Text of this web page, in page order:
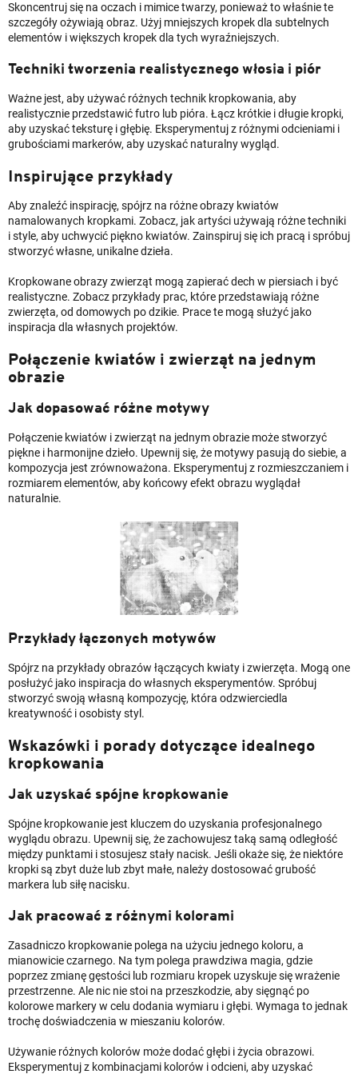
Skoncentruj się na oczach i mimice twarzy, ponieważ to właśnie te
szczegóły ożywiają obraz. Użyj mniejszych kropek dla subtelnych
elementów i większych kropek dla tych wyraźniejszych.
Techniki tworzenia realistycznego włosia i piór
Ważne jest, aby używać różnych technik kropkowania, aby
realistycznie przedstawić futro lub pióra. Łącz krótkie i długie kropki,
aby uzyskać teksturę i głębię. Eksperymentuj z różnymi odcieniami i
grubościami markerów, aby uzyskać naturalny wygląd.
Inspirujące przykłady
Aby znaleźć inspirację, spójrz na różne obrazy kwiatów
namalowanych kropkami. Zobacz, jak artyści używają różne techniki
i style, aby uchwycić piękno kwiatów. Zainspiruj się ich pracą i spróbuj
stworzyć własne, unikalne dzieła.
Kropkowane obrazy zwierząt mogą zapierać dech w piersiach i być
realistyczne. Zobacz przykłady prac, które przedstawiają różne
zwierzęta, od domowych po dzikie. Prace te mogą służyć jako
inspiracja dla własnych projektów.
Połączenie kwiatów i zwierząt na jednym
obrazie
Jak dopasować różne motywy
Połączenie kwiatów i zwierząt na jednym obrazie może stworzyć
piękne i harmonijne dzieło. Upewnij się, że motywy pasują do siebie, a
kompozycja jest zrównoważona. Eksperymentuj z rozmieszczaniem i
rozmiarem elementów, aby końcowy efekt obrazu wyglądał
naturalnie.
Przykłady łączonych motywów
Spójrz na przykłady obrazów łączących kwiaty i zwierzęta. Mogą one
posłużyć jako inspiracja do własnych eksperymentów. Spróbuj
stworzyć swoją własną kompozycję, która odzwierciedla
kreatywność i osobisty styl.
Wskazówki i porady dotyczące idealnego
kropkowania
Jak uzyskać spójne kropkowanie
Spójne kropkowanie jest kluczem do uzyskania profesjonalnego
wyglądu obrazu. Upewnij się, że zachowujesz taką samą odległość
między punktami i stosujesz stały nacisk. Jeśli okaże się, że niektóre
kropki są zbyt duże lub zbyt małe, należy dostosować grubość
markera lub siłę nacisku.
Jak pracować z różnymi kolorami
Zasadniczo kropkowanie polega na użyciu jednego koloru, a
mianowicie czarnego. Na tym polega prawdziwa magia, gdzie
poprzez zmianę gęstości lub rozmiaru kropek uzyskuje się wrażenie
przestrzenne. Ale nic nie stoi na przeszkodzie, aby sięgnąć po
kolorowe markery w celu dodania wymiaru i głębi. Wymaga to jednak
trochę doświadczenia w mieszaniu kolorów.
Używanie różnych kolorów może dodać głębi i życia obrazowi.
Eksperymentuj z kombinacjami kolorów i odcieni, aby uzyskać